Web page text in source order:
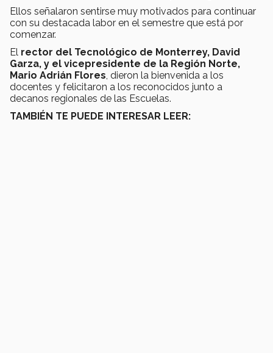
Ellos señalaron sentirse muy motivados para continuar
con su destacada labor en el semestre que está por
comenzar.
El rector del Tecnológico de Monterrey, David
Garza, y el vicepresidente de la Región Norte,
Mario Adrián Flores , dieron la bienvenida a los
docentes y felicitaron a los reconocidos junto a
decanos regionales de las Escuelas.
TAMBIÉN TE PUEDE INTERESAR LEER: